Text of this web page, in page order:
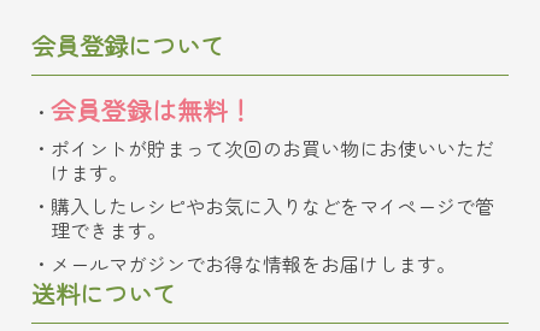
会員登録について
会員登録は無料！
ポイントが貯まって次回のお買い物にお使いいただ
けます。
購入したレシピやお気に入りなどをマイページで管
理できます。
メールマガジンでお得な情報をお届けします。
送料について